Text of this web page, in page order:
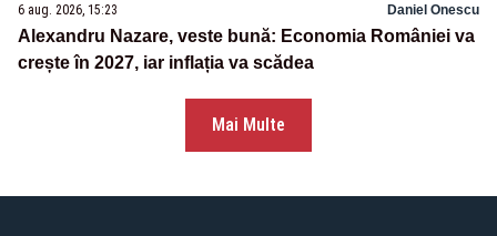
6 aug. 2026, 15:23 Daniel Onescu
Alexandru Nazare, veste bună: Economia României va
crește în 2027, iar inflația va scădea
Mai Multe